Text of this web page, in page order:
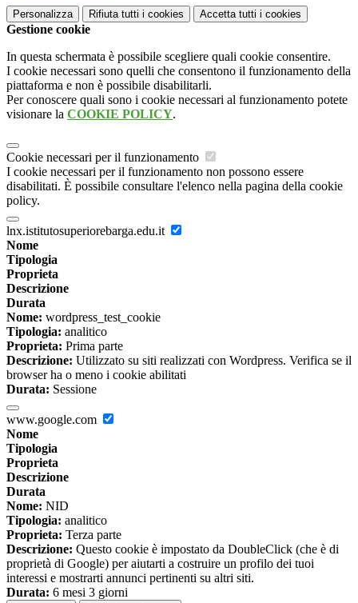
Personalizza Rifiuta tutti i cookies Accetta tutti i cookies
Gestione cookie
In questa schermata è possibile scegliere quali cookie consentire.
I cookie necessari sono quelli che consentono il funzionamento della
piattaforma e non è possibile disabilitarli.
Per conoscere quali sono i cookie necessari al funzionamento potete
visionare la COOKIE POLICY.
Cookie necessari per il funzionamento
I cookie necessari per il funzionamento non possono essere
disabilitati. È possibile consultare l'elenco nella pagina della cookie
policy.
lnx.istitutosuperiorebarga.edu.it
Nome
Tipologia
Proprieta
Descrizione
Durata
Nome: wordpress_test_cookie
Tipologia: analitico
Proprieta: Prima parte
Descrizione: Utilizzato su siti realizzati con Wordpress. Verifica se il
browser ha o meno i cookie abilitati
Durata: Sessione
www.google.com
Nome
Tipologia
Proprieta
Descrizione
Durata
Nome: NID
Tipologia: analitico
Proprieta: Terza parte
Descrizione: Questo cookie è impostato da DoubleClick (che è di
proprietà di Google) per aiutarti a costruire un profilo dei tuoi
interessi e mostrarti annunci pertinenti su altri siti.
Durata: 6 mesi 3 giorni